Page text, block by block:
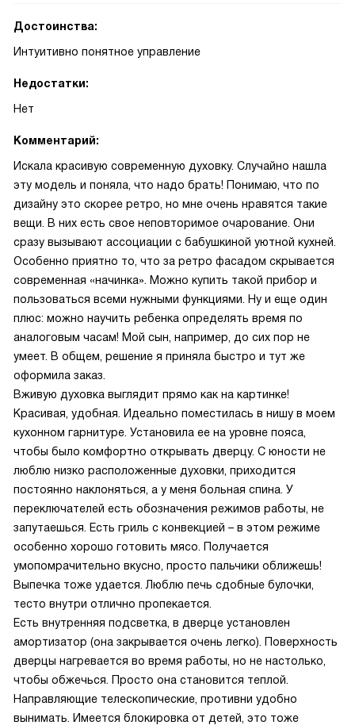
Достоинства:
Интуитивно понятное управление
Недостатки:
Нет
Комментарий:
Искала красивую современную духовку. Случайно нашла
эту модель и поняла, что надо брать! Понимаю, что по
дизайну это скорее ретро, но мне очень нравятся такие
вещи. В них есть свое неповторимое очарование. Они
сразу вызывают ассоциации с бабушкиной уютной кухней.
Особенно приятно то, что за ретро фасадом скрывается
современная «начинка». Можно купить такой прибор и
пользоваться всеми нужными функциями. Ну и еще один
плюс: можно научить ребенка определять время по
аналоговым часам! Мой сын, например, до сих пор не
умеет. В общем, решение я приняла быстро и тут же
оформила заказ.
Вживую духовка выглядит прямо как на картинке!
Красивая, удобная. Идеально поместилась в нишу в моем
кухонном гарнитуре. Установила ее на уровне пояса,
чтобы было комфортно открывать дверцу. С юности не
люблю низко расположенные духовки, приходится
постоянно наклоняться, а у меня больная спина. У
переключателей есть обозначения режимов работы, не
запутаешься. Есть гриль с конвекцией – в этом режиме
особенно хорошо готовить мясо. Получается
умопомрачительно вкусно, просто пальчики оближешь!
Выпечка тоже удается. Люблю печь сдобные булочки,
тесто внутри отлично пропекается.
Есть внутренняя подсветка, в дверце установлен
амортизатор (она закрывается очень легко). Поверхность
дверцы нагревается во время работы, но не настолько,
чтобы обжечься. Просто она становится теплой.
Направляющие телескопические, противни удобно
вынимать. Имеется блокировка от детей, это тоже